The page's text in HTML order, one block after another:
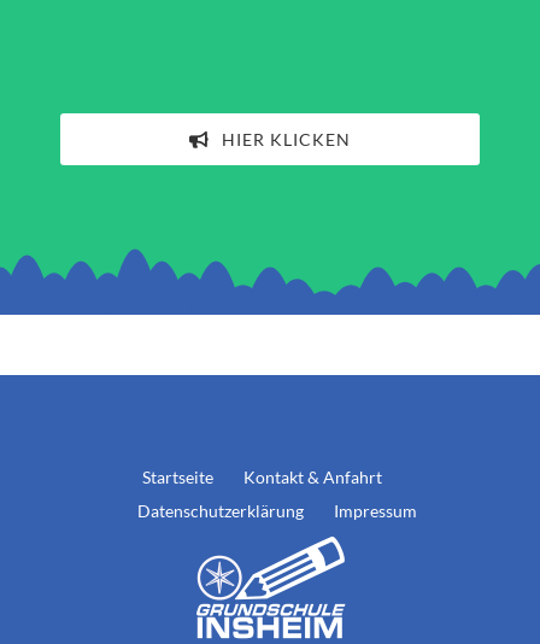
HIER KLICKEN
Startseite
Kontakt & Anfahrt
Datenschutzerklärung
Impressum